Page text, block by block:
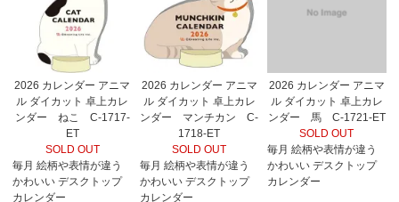
2026 カレンダー アニマ
ル ダイカット 卓上カレ
ンダー ねこ C-1717-
ET
SOLD OUT
毎月 絵柄や表情が違う
かわいい デスクトップ
カレンダー
2026 カレンダー アニマ
ル ダイカット 卓上カレ
ンダー マンチカン C-
1718-ET
SOLD OUT
毎月 絵柄や表情が違う
かわいい デスクトップ
カレンダー
2026 カレンダー アニマ
ル ダイカット 卓上カレ
ンダー 馬 C-1721-ET
SOLD OUT
毎月 絵柄や表情が違う
かわいい デスクトップ
カレンダー